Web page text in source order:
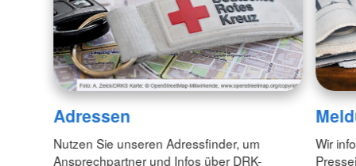
Adressen
Nutzen Sie unseren Adressfinder, um
Ansprechpartner und Infos über DRK-
Wir